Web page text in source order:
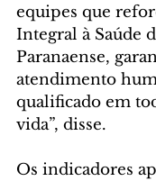
equipes que
Integral à Saúde
Paranaense,
atendimento
qualificado em
vida”, disse.
Os indicadores